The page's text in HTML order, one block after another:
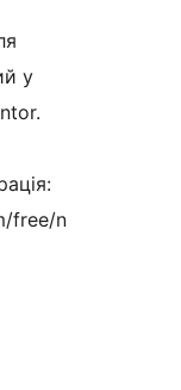
у
free/n